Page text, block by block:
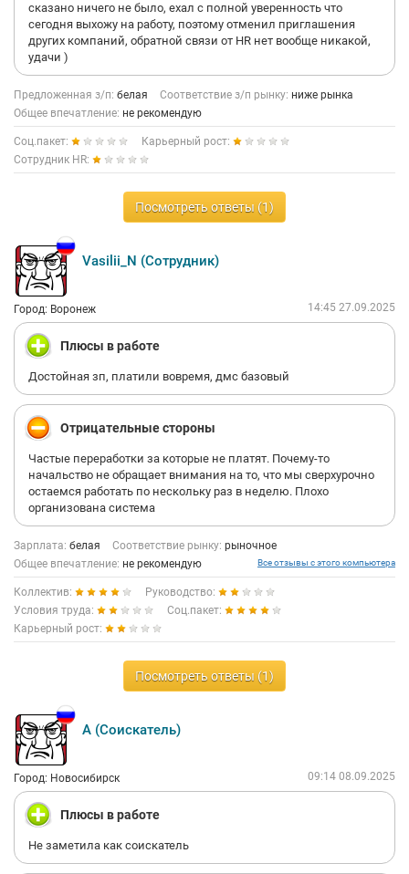
сказано ничего не было, ехал с полной уверенность что
сегодня выхожу на работу, поэтому отменил приглашения
других компаний, обратной связи от HR нет вообще никакой,
удачи )
Предложенная з/п: белая Соответствие з/п рынку: ниже рынка
Общее впечатление: не рекомендую
Соц.пакет:
Карьерный рост:
Сотрудник HR:
Посмотреть ответы (1)
Vasilii_N (Сотрудник)
Город: Воронеж 14:45 27.09.2025
Плюсы в работе
Достойная зп, платили вовремя, дмс базовый
Отрицательные стороны
Частые переработки за которые не платят. Почему-то
начальство не обращает внимания на то, что мы сверхурочно
остаемся работать по нескольку раз в неделю. Плохо
организована система
Зарплата: белая Соответствие рынку: рыночное
Общее впечатление: не рекомендую Все отзывы с этого компьютера
Коллектив:
Руководство:
Условия труда:
Соц.пакет:
Карьерный рост:
Посмотреть ответы (1)
А (Соискатель)
Город: Новосибирск 09:14 08.09.2025
Плюсы в работе
Не заметила как соискатель